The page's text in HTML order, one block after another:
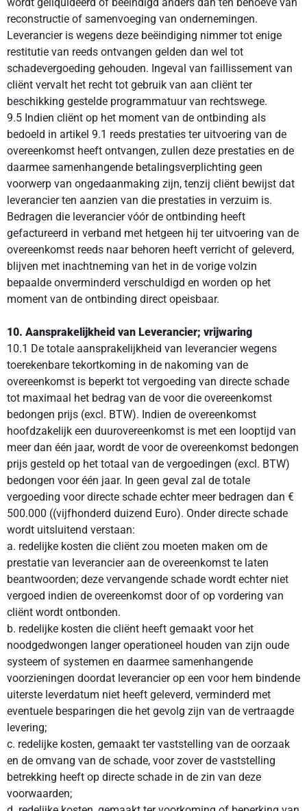
reconstructie of samenvoeging van ondernemingen.
Leverancier is wegens deze beëindiging nimmer tot enige
restitutie van reeds ontvangen gelden dan wel tot
schadevergoeding gehouden. Ingeval van faillissement van
cliënt vervalt het recht tot gebruik van aan cliënt ter
beschikking gestelde programmatuur van rechtswege.
9.5 Indien cliënt op het moment van de ontbinding als
bedoeld in artikel 9.1 reeds prestaties ter uitvoering van de
overeenkomst heeft ontvangen, zullen deze prestaties en de
daarmee samenhangende betalingsverplichting geen
voorwerp van ongedaanmaking zijn, tenzij cliënt bewijst dat
leverancier ten aanzien van die prestaties in verzuim is.
Bedragen die leverancier vóór de ontbinding heeft
gefactureerd in verband met hetgeen hij ter uitvoering van de
overeenkomst reeds naar behoren heeft verricht of geleverd,
blijven met inachtneming van het in de vorige volzin
bepaalde onverminderd verschuldigd en worden op het
moment van de ontbinding direct opeisbaar.
10. Aansprakelijkheid van Leverancier; vrijwaring
10.1 De totale aansprakelijkheid van leverancier wegens
toerekenbare tekortkoming in de nakoming van de
overeenkomst is beperkt tot vergoeding van directe schade
tot maximaal het bedrag van de voor die overeenkomst
bedongen prijs (excl. BTW). Indien de overeenkomst
hoofdzakelijk een duurovereenkomst is met een looptijd van
meer dan één jaar, wordt de voor de overeenkomst bedongen
prijs gesteld op het totaal van de vergoedingen (excl. BTW)
bedongen voor één jaar. In geen geval zal de totale
vergoeding voor directe schade echter meer bedragen dan €
500.000 ((vijfhonderd duizend Euro). Onder directe schade
wordt uitsluitend verstaan:
a. redelijke kosten die cliënt zou moeten maken om de
prestatie van leverancier aan de overeenkomst te laten
beantwoorden; deze vervangende schade wordt echter niet
vergoed indien de overeenkomst door of op vordering van
cliënt wordt ontbonden.
b. redelijke kosten die cliënt heeft gemaakt voor het
noodgedwongen langer operationeel houden van zijn oude
systeem of systemen en daarmee samenhangende
voorzieningen doordat leverancier op een voor hem bindende
uiterste leverdatum niet heeft geleverd, verminderd met
eventuele besparingen die het gevolg zijn van de vertraagde
levering;
c. redelijke kosten, gemaakt ter vaststelling van de oorzaak
en de omvang van de schade, voor zover de vaststelling
betrekking heeft op directe schade in de zin van deze
voorwaarden;